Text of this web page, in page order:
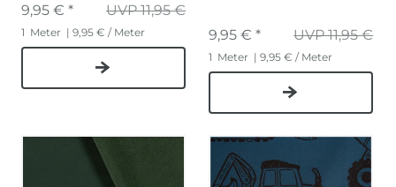
UVP 11,95 €
9,95 € *
1 Meter | 9,95 € / Meter UVP 11,95 €
9,95 € *
1 Meter | 9,95 € / Meter